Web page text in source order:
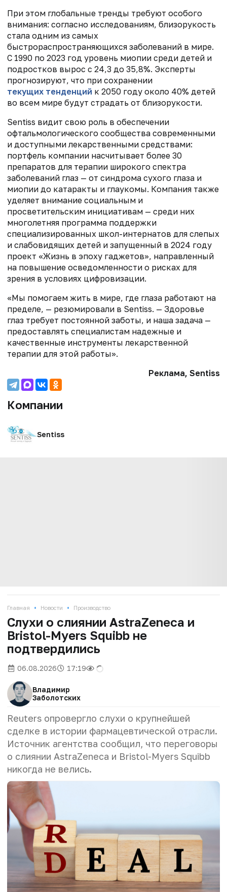
При этом глобальные тренды требуют особого
внимания: согласно исследованиям, близорукость
стала одним из самых
быстрораспространяющихся заболеваний в мире.
С 1990 по 2023 год уровень миопии среди детей и
подростков вырос с 24,3 до 35,8%. Эксперты
прогнозируют, что при сохранении
текущих тенденций к 2050 году около 40% детей
во всем мире будут страдать от близорукости.
Sentiss видит свою роль в обеспечении
офтальмологического сообщества современными
и доступными лекарственными средствами:
портфель компании насчитывает более 30
препаратов для терапии широкого спектра
заболеваний глаз — от синдрома сухого глаза и
миопии до катаракты и глаукомы. Компания также
уделяет внимание социальным и
просветительским инициативам — среди них
многолетняя программа поддержки
специализированных школ-интернатов для слепых
и слабовидящих детей и запущенный в 2024 году
проект «Жизнь в эпоху гаджетов», направленный
на повышение осведомленности о рисках для
зрения в условиях цифровизации.
«Мы помогаем жить в мире, где глаза работают на
пределе, — резюмировали в Sentiss. — Здоровье
глаз требует постоянной заботы, и наша задача —
предоставлять специалистам надежные и
качественные инструменты лекарственной
терапии для этой работы».
Реклама, Sentiss
Компании
Sentiss
Главная • Новости • Производство
Слухи о слиянии AstraZeneca и
Bristol-Myers Squibb не
подтвердились
06.08.2026 17:19
Владимир
Заболотских
Reuters опровергло слухи о крупнейшей
сделке в истории фармацевтической отрасли.
Источник агентства сообщил, что переговоры
о слиянии AstraZeneca и Bristol-Myers Squibb
никогда не велись.